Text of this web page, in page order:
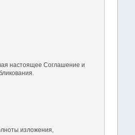
настоящее Соглашение и
изложения,